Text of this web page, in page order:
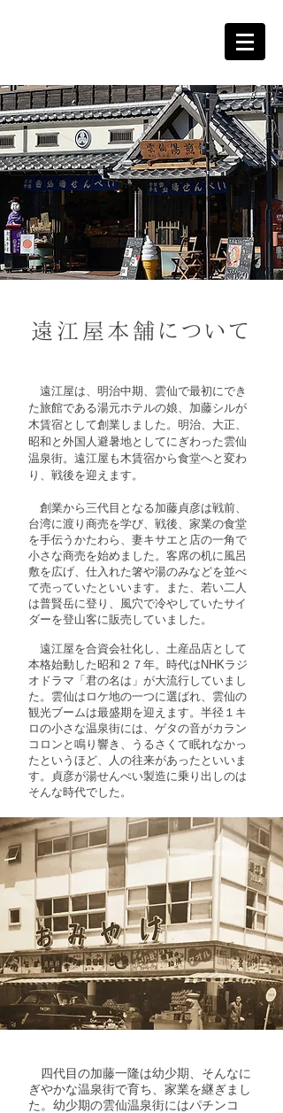
遠江屋本舗について
遠江屋は、明治中期、雲仙で最初にでき
た旅館である湯元ホテルの娘、加藤シルが
木賃宿として創業しました。明治、大正、
昭和と外国人避暑地としてにぎわった雲仙
温泉街。遠江屋も木賃宿から食堂へと変わ
り、戦後を迎えます。
創業から三代目となる加藤貞彦は戦前、
台湾に渡り商売を学び、戦後、家業の食堂
を手伝うかたわら、妻キサエと店の一角で
小さな商売を始めました。客席の机に風呂
敷を広げ、仕入れた箸や湯のみなどを並べ
て売っていたといいます。また、若い二人
は普賢岳に登り、風穴で冷やしていたサイ
ダーを登山客に販売していました。
遠江屋を合資会社化し、土産品店として
本格始動した昭和２７年。時代はNHKラジ
オドラマ「君の名は」が大流行していまし
た。雲仙はロケ地の一つに選ばれ、雲仙の
観光ブームは最盛期を迎えます。半径１キ
ロの小さな温泉街には、ゲタの音がカラン
コロンと鳴り響き、うるさくて眠れなかっ
たというほど、人の往来があったといいま
す。貞彦が湯せんぺい製造に乗り出しのは
そんな時代でした。
四代目の加藤一隆は幼少期、そんなに
ぎやかな温泉街で育ち、家業を継ぎまし
た。幼少期の雲仙温泉街にはパチンコ